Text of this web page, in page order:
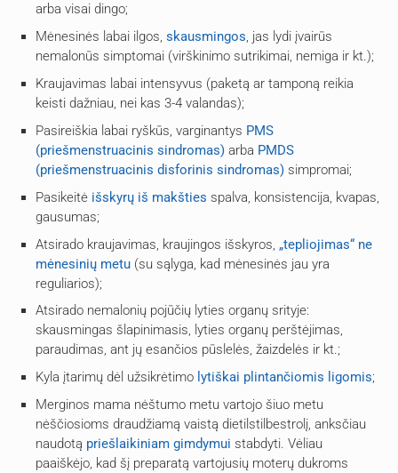
arba visai dingo;
Mėnesinės labai ilgos, skausmingos, jas lydi įvairūs
nemalonūs simptomai (virškinimo sutrikimai, nemiga ir kt.);
Kraujavimas labai intensyvus (paketą ar tamponą reikia
keisti dažniau, nei kas 3-4 valandas);
Pasireiškia labai ryškūs, varginantys PMS
(priešmenstruacinis sindromas) arba PMDS
(priešmenstruacinis disforinis sindromas) simpromai;
Pasikeitė išskyrų iš makšties spalva, konsistencija, kvapas,
gausumas;
Atsirado kraujavimas, kraujingos išskyros, „tepliojimas“ ne
mėnesinių metu (su sąlyga, kad mėnesinės jau yra
reguliarios);
Atsirado nemalonių pojūčių lyties organų srityje:
skausmingas šlapinimasis, lyties organų perštėjimas,
paraudimas, ant jų esančios pūslelės, žaizdelės ir kt.;
Kyla įtarimų dėl užsikrėtimo lytiškai plintančiomis ligomis;
Merginos mama nėštumo metu vartojo šiuo metu
nėščiosioms draudžiamą vaistą dietilstilbestrolį, anksčiau
naudotą priešlaikiniam gimdymui stabdyti. Vėliau
paaiškėjo, kad šį preparatą vartojusių moterų dukroms